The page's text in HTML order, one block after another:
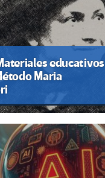
educativos
Maria